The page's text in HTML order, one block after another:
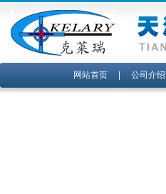
网站首页| 公司介绍